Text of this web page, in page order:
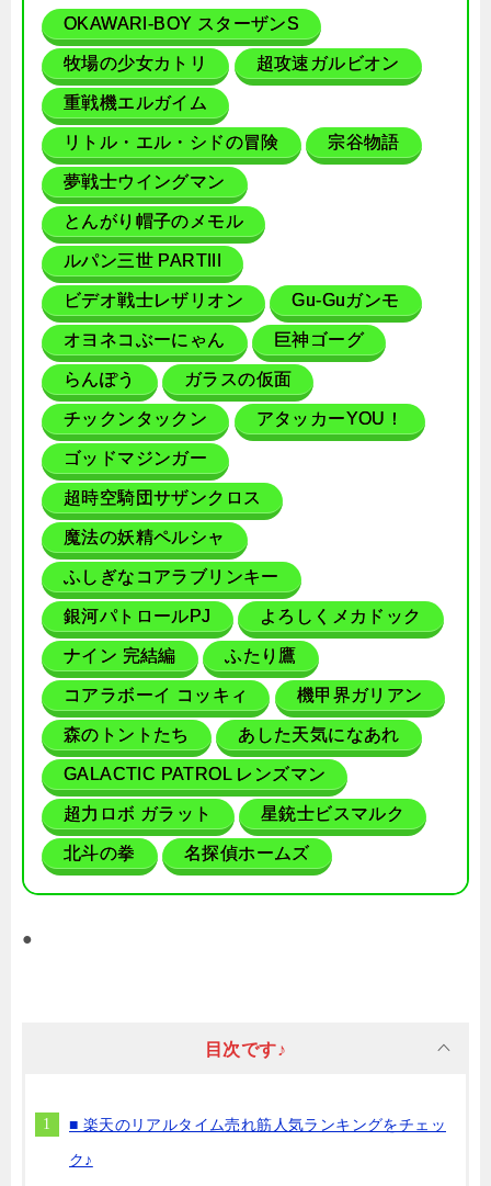
OKAWARI-BOY スターザンS
牧場の少女カトリ 超攻速ガルビオン
重戦機エルガイム
リトル・エル・シドの冒険 宗谷物語
夢戦士ウイングマン
とんがり帽子のメモル
ルパン三世 PARTIII
ビデオ戦士レザリオン Gu-Guガンモ
オヨネコぶーにゃん 巨神ゴーグ
らんぽう ガラスの仮面
チックンタックン アタッカーYOU！
ゴッドマジンガー
超時空騎団サザンクロス
魔法の妖精ペルシャ
ふしぎなコアラブリンキー
銀河パトロールPJ よろしくメカドック
ナイン 完結編 ふたり鷹
コアラボーイ コッキィ 機甲界ガリアン
森のトントたち あした天気になあれ
GALACTIC PATROL レンズマン
超力ロボ ガラット 星銃士ビスマルク
北斗の拳 名探偵ホームズ
●
目次です♪
■ 楽天のリアルタイム売れ筋人気ランキングをチェッ
ク♪